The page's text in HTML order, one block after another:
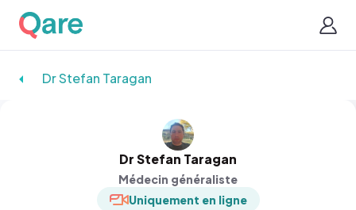
Dr Stefan Taragan
Dr Stefan Taragan
Médecin généraliste
Uniquement en ligne